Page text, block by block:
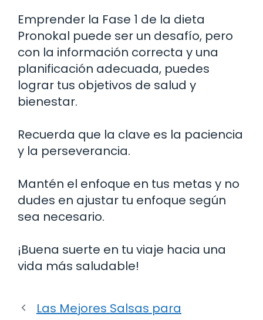
Emprender la Fase 1 de la dieta
Pronokal puede ser un desafío, pero
con la información correcta y una
planificación adecuada, puedes
lograr tus objetivos de salud y
bienestar.
Recuerda que la clave es la paciencia
y la perseverancia.
Mantén el enfoque en tus metas y no
dudes en ajustar tu enfoque según
sea necesario.
¡Buena suerte en tu viaje hacia una
vida más saludable!
Las Mejores Salsas para